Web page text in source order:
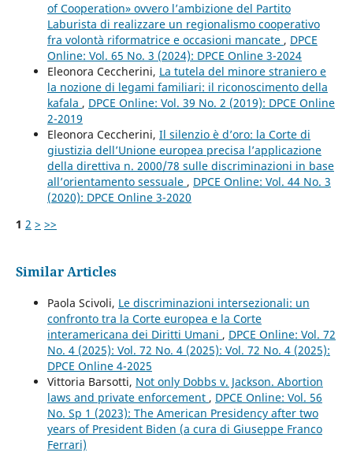
of Cooperation» ovvero l’ambizione del Partito
Laburista di realizzare un regionalismo cooperativo
fra volontà riformatrice e occasioni mancate , DPCE
Online: Vol. 65 No. 3 (2024): DPCE Online 3-2024
Eleonora Ceccherini, La tutela del minore straniero e
la nozione di legami familiari: il riconoscimento della
kafala , DPCE Online: Vol. 39 No. 2 (2019): DPCE Online
2-2019
Eleonora Ceccherini, Il silenzio è d’oro: la Corte di
giustizia dell’Unione europea precisa l’applicazione
della direttiva n. 2000/78 sulle discriminazioni in base
all’orientamento sessuale , DPCE Online: Vol. 44 No. 3
(2020): DPCE Online 3-2020
1 2 > >>
Similar Articles
Paola Scivoli, Le discriminazioni intersezionali: un
confronto tra la Corte europea e la Corte
interamericana dei Diritti Umani , DPCE Online: Vol. 72
No. 4 (2025): Vol. 72 No. 4 (2025): Vol. 72 No. 4 (2025):
DPCE Online 4-2025
Vittoria Barsotti, Not only Dobbs v. Jackson. Abortion
laws and private enforcement , DPCE Online: Vol. 56
No. Sp 1 (2023): The American Presidency after two
years of President Biden (a cura di Giuseppe Franco
Ferrari)